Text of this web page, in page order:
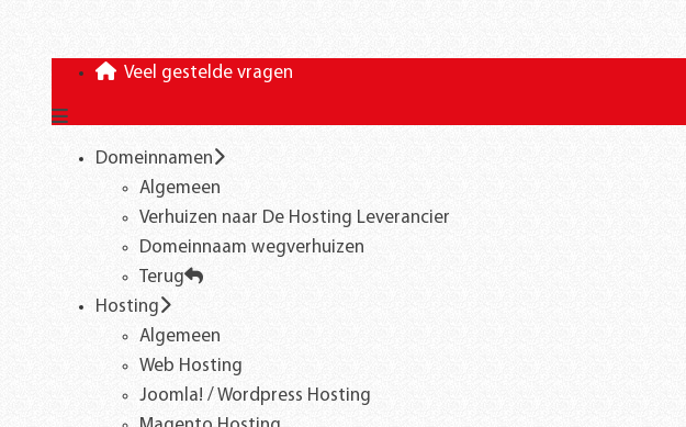
Veel gestelde vragen
Domeinnamen
Algemeen
Verhuizen naar De Hosting Leverancier
Domeinnaam wegverhuizen
Terug
Hosting
Algemeen
Web Hosting
Joomla! / Wordpress Hosting